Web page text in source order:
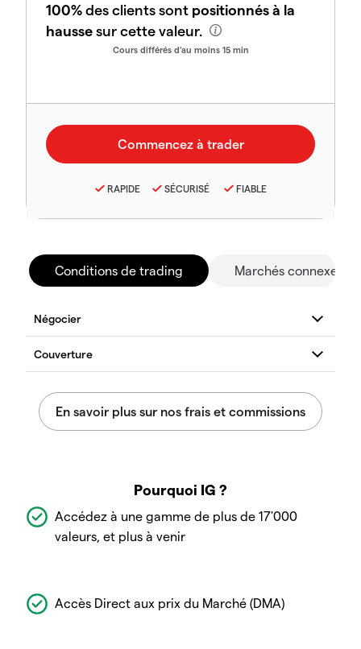
100%des clients sont positionnés à la
haussesur cette valeur.
Cours différés d'au moins 15 min
RAPIDE SÉCURISÉ FIABLE
Conditions de trading Marchés connexes
Pourquoi IG ?
Accédez à une gamme de plus de 17'000
valeurs, et plus à venir
Accès Direct aux prix du Marché (DMA)